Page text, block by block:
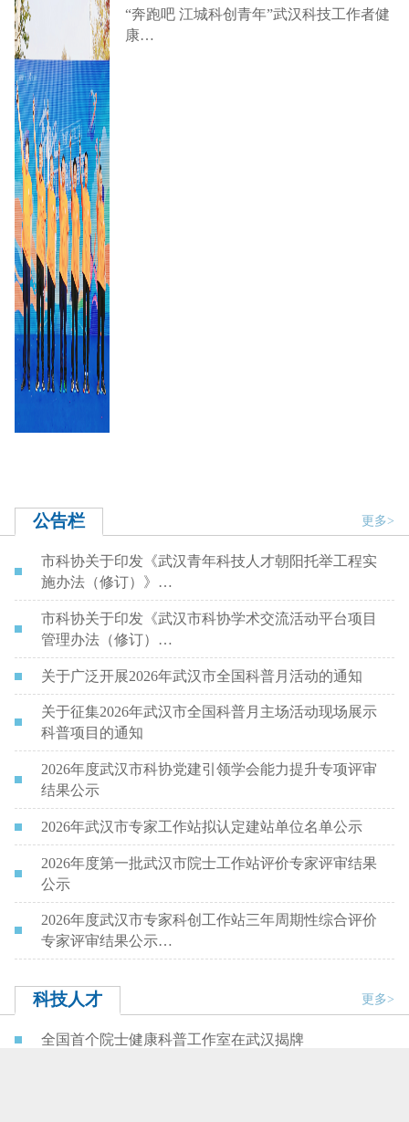
“奔跑吧 江城科创青年”武汉科技工作者健
康…
更多>
公告栏
市科协关于印发《武汉青年科技人才朝阳托举工程实
施办法（修订）》…
市科协关于印发《武汉市科协学术交流活动平台项目
管理办法（修订）…
关于广泛开展2026年武汉市全国科普月活动的通知
关于征集2026年武汉市全国科普月主场活动现场展示
科普项目的通知
2026年度武汉市科协党建引领学会能力提升专项评审
结果公示
2026年武汉市专家工作站拟认定建站单位名单公示
2026年度第一批武汉市院士工作站评价专家评审结果
公示
2026年度武汉市专家科创工作站三年周期性综合评价
专家评审结果公示…
更多>
科技人才
全国首个院士健康科普工作室在武汉揭牌